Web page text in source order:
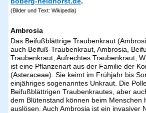
(Bilder und Text: Wikipedia)
Ambrosia
Das Beifußblättrige Traubenkraut
auch Beifuß-Traubenkraut, Ambrosia,
Traubenkraut, Aufrechtes Traubenkraut,
ist eine Pflanzenart aus der Familie der
(Asteraceae). Sie keimt im Frühjahr bis
einjähriges sogenanntes Unkraut. Die
Beifußblättrigen Traubenkrautes, aber
dem Blütenstand können beim Menschen
auslösen. Auch Ambrosia ist ein invasiver